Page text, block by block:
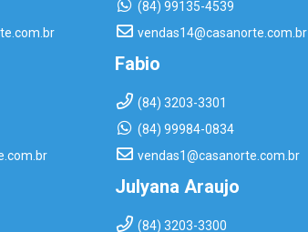
(84) 99135-4539
vendas14@casanorte.com.br
Fabio
(84) 3203-3301
(84) 99984-0834
vendas1@casanorte.com.br
Julyana Araujo
(84) 3203-3300